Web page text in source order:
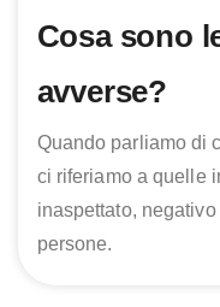
Cosa sono
avverse?
Quando parliamo di
ci riferiamo a quelle
inaspettato,
persone.